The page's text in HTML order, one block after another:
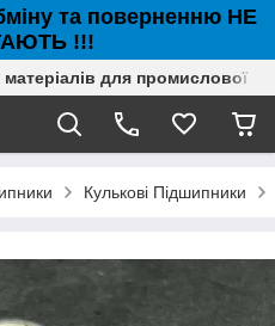
та поверненню НЕ
!!!
матеріалів для промислової
Кулькові Підшипники